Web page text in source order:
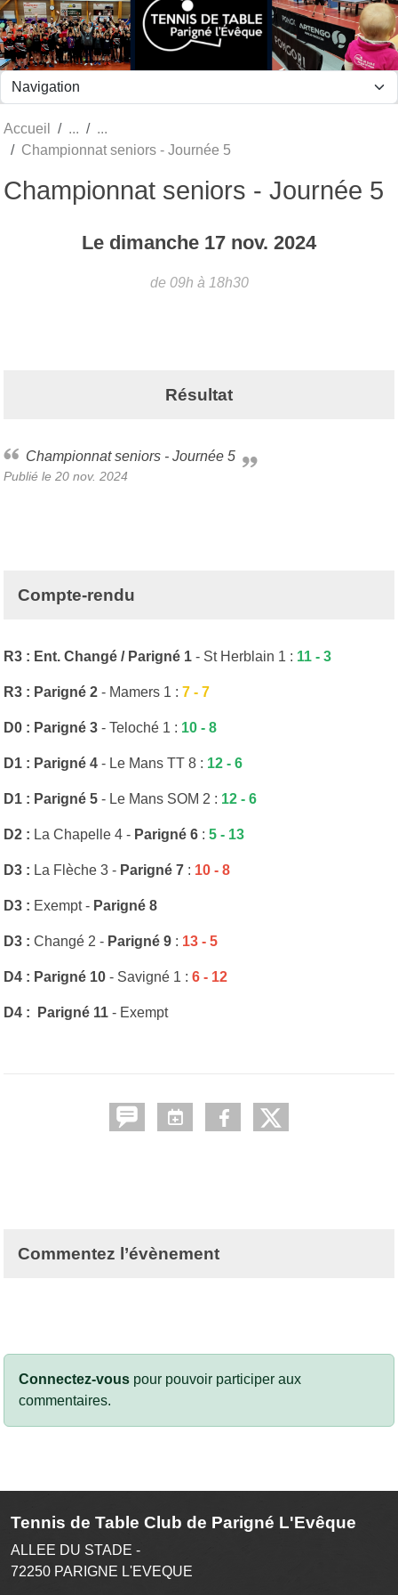
Accueil
Championnat seniors - Journée 5
Championnat seniors - Journée 5
Le dimanche 17 nov. 2024
de 09h à 18h30
Résultat
Championnat seniors - Journée 5
Publié le 20 nov. 2024
Compte-rendu
R3 : Ent. Changé / Parigné 1 - St Herblain 1 : 11 - 3
R3 : Parigné 2 - Mamers 1 : 7 - 7
D0 : Parigné 3 - Teloché 1 : 10 - 8
D1 : Parigné 4 - Le Mans TT 8 : 12 - 6
D1 : Parigné 5 - Le Mans SOM 2 : 12 - 6
D2 : La Chapelle 4 - Parigné 6 : 5 - 13
D3 : La Flèche 3 - Parigné 7 : 10 - 8
D3 : Exempt - Parigné 8
D3 : Changé 2 - Parigné 9 : 13 - 5
D4 : Parigné 10 - Savigné 1 : 6 - 12
D4 : Parigné 11 - Exempt
Commentez l’évènement
Connectez-vous pour pouvoir participer aux
commentaires.
Tennis de Table Club de Parigné L'Evêque
ALLEE DU STADE -
72250 PARIGNE L'EVEQUE
Panneau de gestion des cookies